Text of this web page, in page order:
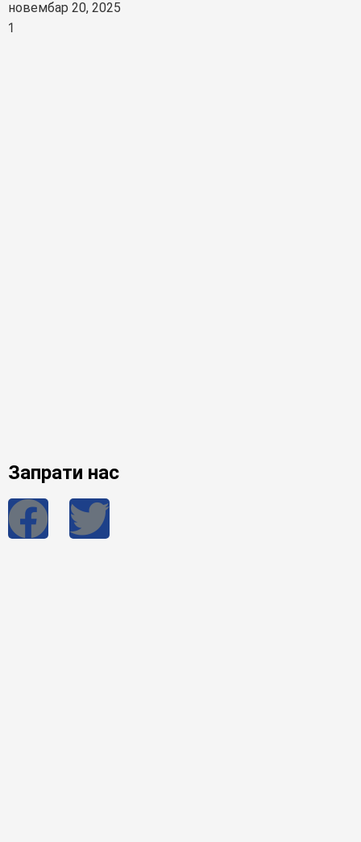
новембар 20, 2025
Запрати нас